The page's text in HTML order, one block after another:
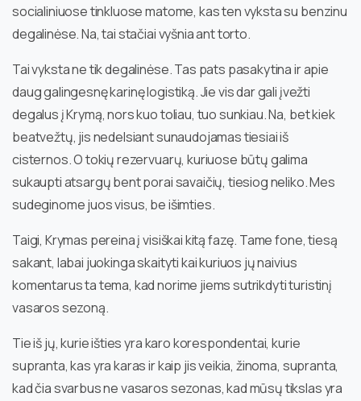
socialiniuose tinkluose matome, kas ten vyksta su benzinu
degalinėse. Na, tai stačiai vyšnia ant torto.
Tai vyksta ne tik degalinėse. Tas pats pasakytina ir apie
daug galingesnę karinę logistiką. Jie vis dar gali įvežti
degalus į Krymą, nors kuo toliau, tuo sunkiau. Na, bet kiek
beatvežtų, jis nedelsiant sunaudojamas tiesiai iš
cisternos. O tokių rezervuarų, kuriuose būtų galima
sukaupti atsargų bent porai savaičių, tiesiog neliko. Mes
sudeginome juos visus, be išimties.
Taigi, Krymas pereina į visiškai kitą fazę. Tame fone, tiesą
sakant, labai juokinga skaityti kai kuriuos jų naivius
komentarus ta tema, kad norime jiems sutrikdyti turistinį
vasaros sezoną.
Tie iš jų, kurie išties yra karo korespondentai, kurie
supranta, kas yra karas ir kaip jis veikia, žinoma, supranta,
kad čia svarbus ne vasaros sezonas, kad mūsų tikslas yra